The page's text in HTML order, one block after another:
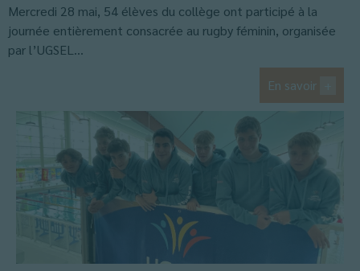
Mercredi 28 mai, 54 élèves du collège ont participé à la
journée entièrement consacrée au rugby féminin, organisée
par l’UGSEL...
En savoir